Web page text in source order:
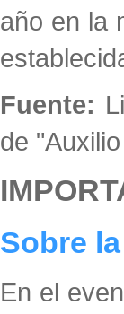
año en la
Fuente:
de
Sobre
En el